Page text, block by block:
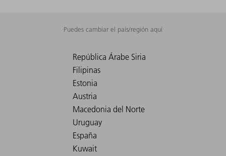
Puedes cambiar el país/región aquí